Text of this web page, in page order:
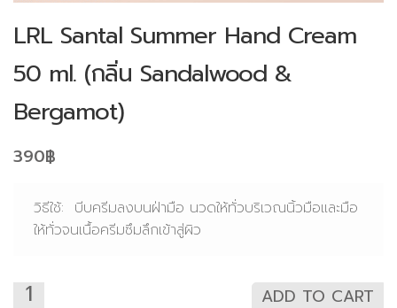
LRL Santal Summer Hand Cream
50 ml. (กลิ่น Sandalwood &
Bergamot)
390฿
วิธีใช้: บีบครีมลงบนฝ่ามือ นวดให้ทั่วบริเวณนิ้วมือและมือ
ให้ทั่วจนเนื้อครีมซึมลึกเข้าสู่ผิว
ADD TO CART